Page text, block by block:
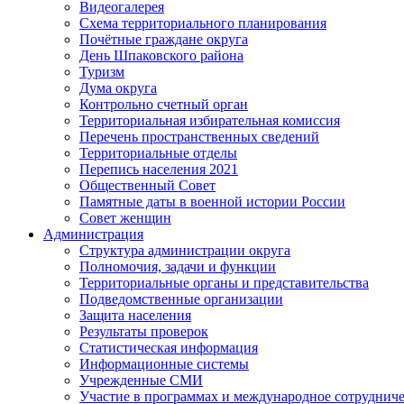
Видеогалерея
Схема территориального планирования
Почётные граждане округа
День Шпаковского района
Туризм
Дума округа
Контрольно счетный орган
Территориальная избирательная комиссия
Перечень пространственных сведений
Территориальные отделы
Перепись населения 2021
Общественный Совет
Памятные даты в военной истории России
Совет женщин
Администрация
Структура администрации округа
Полномочия, задачи и функции
Территориальные органы и представительства
Подведомственные организации
Защита населения
Результаты проверок
Статистическая информация
Информационные системы
Учрежденные СМИ
Участие в программах и международное